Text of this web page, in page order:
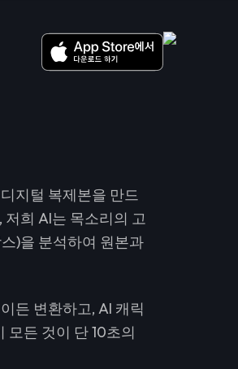
지털 복제본을 만드
희 AI는 목소리의 고
)을 분석하여 원본과
든 변환하고, AI 캐릭
모든 것이 단 10초의